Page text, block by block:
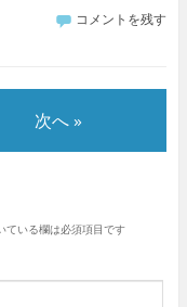
コメントを残す
次へ »
ている欄は必須項目です